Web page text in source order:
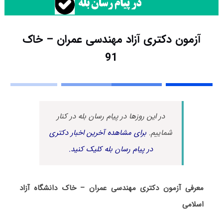
آزمون دکتری آزاد مهندسی عمران – خاک
91
در این روزها در پیام رسان بله در کنار
شماییم.برای مشاهده آخرین اخبار دکتری
در پیام رسان بله کلیک کنید.
معرفی آزمون دکتری مهندسی عمران – خاک دانشگاه آزاد
اسلامی